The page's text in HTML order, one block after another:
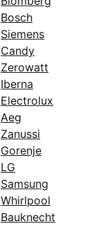
Bosch
Siemens
Candy
Zerowatt
Iberna
Electrolux
Aeg
Zanussi
Gorenje
LG
Samsung
Whirlpool
Bauknecht